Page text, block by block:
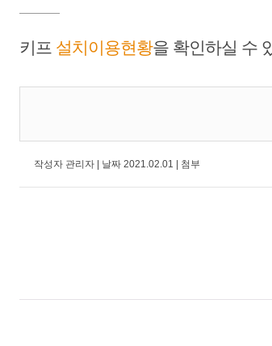
키프 설치이용현황을 확인하실 수
작성자 관리자 날짜 2021.02.01 첨부